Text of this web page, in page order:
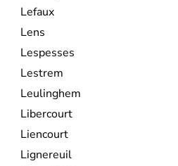
Lefaux
Lens
Lespesses
Lestrem
Leulinghem
Libercourt
Liencourt
Lignereuil